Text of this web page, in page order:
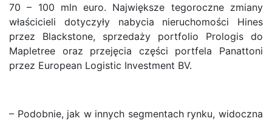
70 – 100 mln euro. Największe tegoroczne zmiany
właścicieli dotyczyły nabycia nieruchomości Hines
przez Blackstone, sprzedaży portfolio Prologis do
Mapletree oraz przejęcia części portfela Panattoni
przez European Logistic Investment BV.
– Podobnie, jak w innych segmentach rynku, widoczna